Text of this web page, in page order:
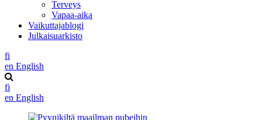
Terveys
Vapaa-aika
Vaikuttajablogi
Julkaisuarkisto
fi
en English
fi
en English